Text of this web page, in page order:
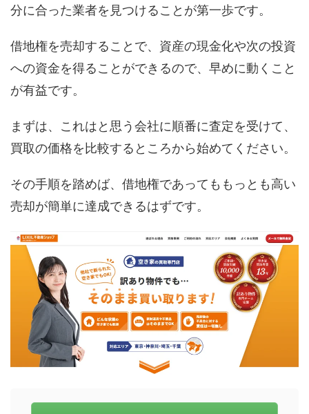
分に合った業者を見つけることが第一歩です。
借地権を売却することで、資産の現金化や次の投資
への資金を得ることができるので、早めに動くこと
が有益です。
まずは、これはと思う会社に順番に査定を受けて、
買取の価格を比較するところから始めてください。
その手順を踏めば、借地権であってももっとも高い
売却が簡単に達成できるはずです。